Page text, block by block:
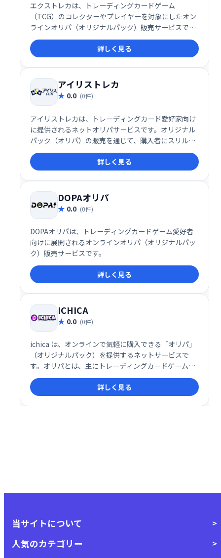
エクストレカは、トレーディングカードゲーム
（TCG）のコレクターやプレイヤーを対象にしたオン
ラインオリパ（オリジナルパック）販売サービスで
す。
詳しく見る
アイリストレカ
0.0 (0件)
アイリストレカは、トレーディングカード愛好家向け
に提供されるネットオリパサービスです。オリジナル
パック（オリパ）の販売を通じて、購入者にスリルや
コレクションの喜びを提供するこのサービスは、特に
トレーディングカード市場で注目を集めています。
詳しく見る
DOPAオリパ
0.0 (0件)
DOPAオリパは、トレーディングカードゲーム愛好者
向けに展開されるオンラインオリパ（オリジナルパッ
ク）販売サービスです。
詳しく見る
ICHICA
0.0 (0件)
ichica は、オンラインで気軽に購入できる「オリパ」
（オリジナルパック）を提供するネットサービスで
す。オリパとは、主にトレーディングカードゲームの
コレクター向けに作られたランダムパックで、中身が
ランダムに封入されていることから、購入者に「何が
当たるか分からない」というワクワク感を提供する特
徴があります。
詳しく見る
当サイトについて
人気のカテゴリー